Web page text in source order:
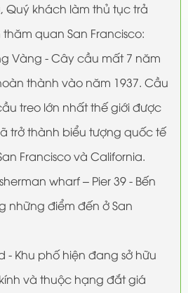
Quý khách làm thủ tục trả
quan San Francisco:
Vàng - Cây cầu mất 7 năm
thành vào năm 1937. Cầu
treo lớn nhất thế giới được
trở thành biểu tượng quốc tế
Francisco và California.
wharf – Pier 39 - Bến
những điểm đến ở San
Khu phố hiện đang sở hữu
và thuộc hạng đắt giá